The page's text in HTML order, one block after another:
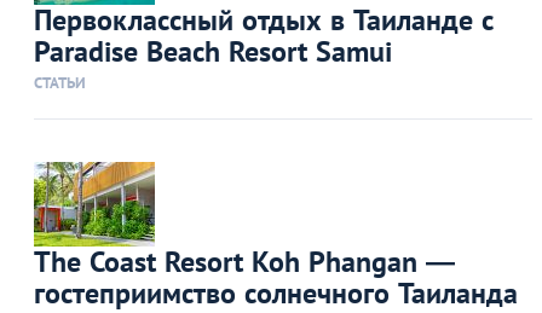
Первоклассный отдых в Таиланде с
Paradise Beach Resort Samui
СТАТЬИ
The Coast Resort Koh Phangan —
гостеприимство солнечного Таиланда